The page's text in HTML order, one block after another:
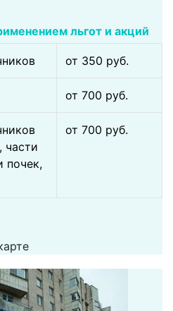
льгот и акций
от 350 pуб.
от 700 pуб.
части
почек,
от 700 pуб.